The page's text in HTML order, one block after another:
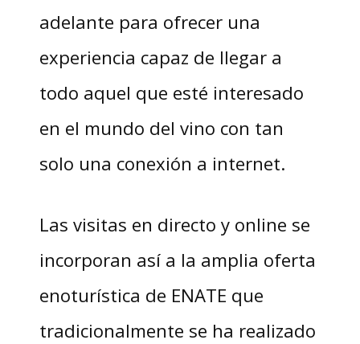
adelante para ofrecer una
experiencia capaz de llegar a
todo aquel que esté interesado
en el mundo del vino con tan
solo una conexión a internet.
Las visitas en directo y online se
incorporan así a la amplia oferta
enoturística de ENATE que
tradicionalmente se ha realizado